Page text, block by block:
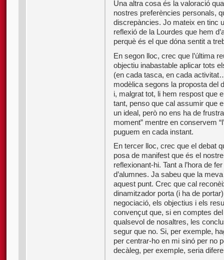
Una altra cosa és la valoració
nostres preferències personals,
discrepàncies. Jo mateix en tinc
reflexió de la Lourdes que hem
perquè és el que dóna sentit a
En segon lloc, crec que l’última
objectiu inabastable aplicar tots
(en cada tasca, en cada
modèlica segons la proposta del
i, malgrat tot, li hem respost que
tant, penso que cal assumir que
un ideal, però no ens ha de
moment” mentre en conservem
puguem en cada instant.
En tercer lloc, crec que el debat
posa de manifest que és el
reflexionant-hi. Tant a l’hora de
d’alumnes. Ja sabeu que la
aquest punt. Crec que cal
dinamitzador porta (i ha de
negociació, els objectius i els
convençut que, si en comptes
qualsevol de nosaltres, les
segur que no. Si, per exemple,
per centrar-ho en mi sinó per no
decàleg, per exemple, seria